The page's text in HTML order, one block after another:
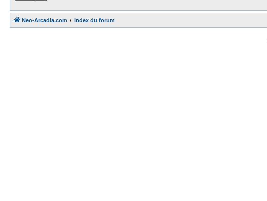
Neo-Arcadia.com Index du forum